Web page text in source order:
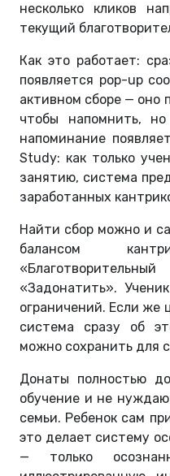
несколько кликов
текущий
Как это работает:
появляется pop-up
активном сборе — оно
чтобы напомнить,
напоминание
Study: как только
занятию, система
заработанных
Найти сбор можно и
балансом
«Задонатить».
ограничений. Если же
система сразу об
можно сохранить для
Донаты полностью
обучение и не
семьи. Ребенок сам
это делает систему
— только